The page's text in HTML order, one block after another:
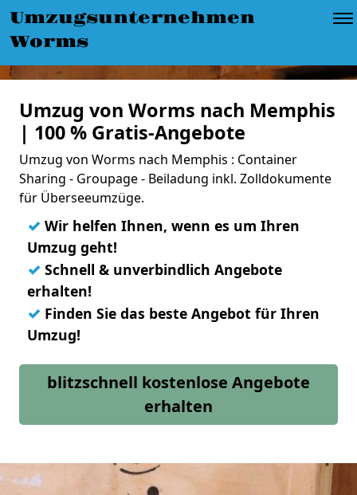
Umzugsunternehmen
Worms
Umzug von Worms nach Memphis
| 100 % Gratis-Angebote
Umzug von Worms nach Memphis : Container
Sharing - Groupage - Beiladung inkl. Zolldokumente
für Überseeumzüge.
✓ Wir helfen Ihnen, wenn es um Ihren
Umzug geht!
✓ Schnell & unverbindlich Angebote
erhalten!
✓ Finden Sie das beste Angebot für Ihren
Umzug!
blitzschnell kostenlose Angebote
erhalten